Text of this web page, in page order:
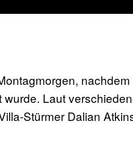
Laut
Stürmer Dalian